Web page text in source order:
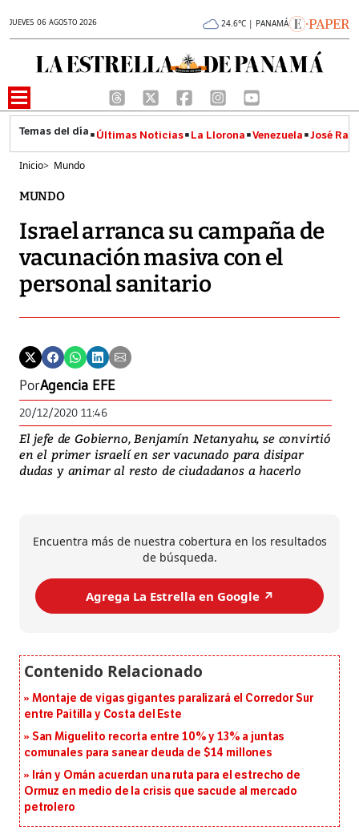
JUEVES 06 AGOSTO 2026 24.6°C | PANAMÁ
Últimas Noticias La Llorona Venezuela José
Inicio> Mundo
MUNDO
Israel arranca su campaña de
vacunación masiva con el
personal sanitario
PorAgencia EFE
20/12/2020 11:46
El jefe de Gobierno, Benjamín Netanyahu, se convirtió
en el primer israelí en ser vacunado para disipar
dudas y animar al resto de ciudadanos a hacerlo
Encuentra más de nuestra cobertura en los resultados
de búsqueda.
Agrega La Estrella en Google ↗️
Montaje de vigas gigantes paralizará el Corredor Sur
entre Paitilla y Costa del Este
San Miguelito recorta entre 10% y 13% a juntas
comunales para sanear deuda de $14 millones
Irán y Omán acuerdan una ruta para el estrecho de
Ormuz en medio de la crisis que sacude al mercado
petrolero